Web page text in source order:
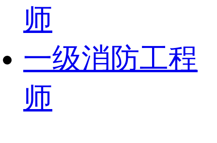
师
一级消防工程
师